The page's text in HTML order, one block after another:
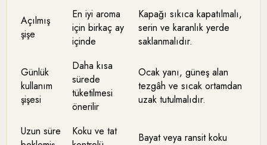
Açılmış
şişe
En iyi aroma
için birkaç ay
içinde
Kapağı sıkıca kapatılmalı,
serin ve karanlık yerde
saklanmalıdır.
Günlük
kullanım
şişesi
Daha kısa
sürede
tüketilmesi
önerilir
Ocak yanı, güneş alan
tezgâh ve sıcak ortamdan
uzak tutulmalıdır.
Uzun süre
Koku ve tat
Bayat veya ransit koku